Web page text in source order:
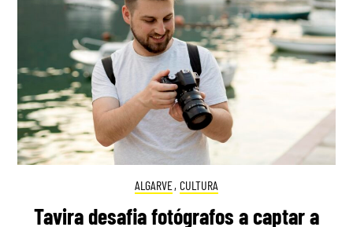
ALGARVE, CULTURA
Tavira desafia fotógrafos a captar a